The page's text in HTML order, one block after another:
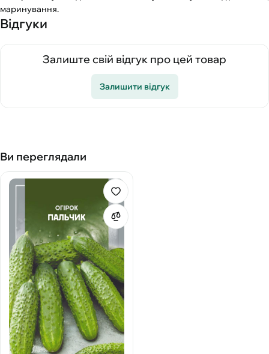
маринування.
Відгуки
Залиште свій відгук про цей товар
Залишити відгук
Ви переглядали